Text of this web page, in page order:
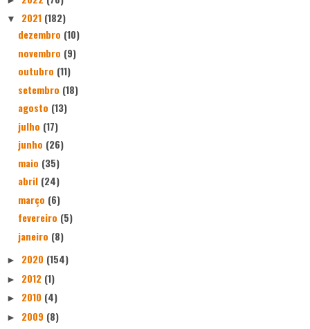
▼ 2021 (182)
dezembro (10)
novembro (9)
outubro (11)
setembro (18)
agosto (13)
julho (17)
junho (26)
maio (35)
abril (24)
março (6)
fevereiro (5)
janeiro (8)
► 2020 (154)
► 2012 (1)
► 2010 (4)
► 2009 (8)